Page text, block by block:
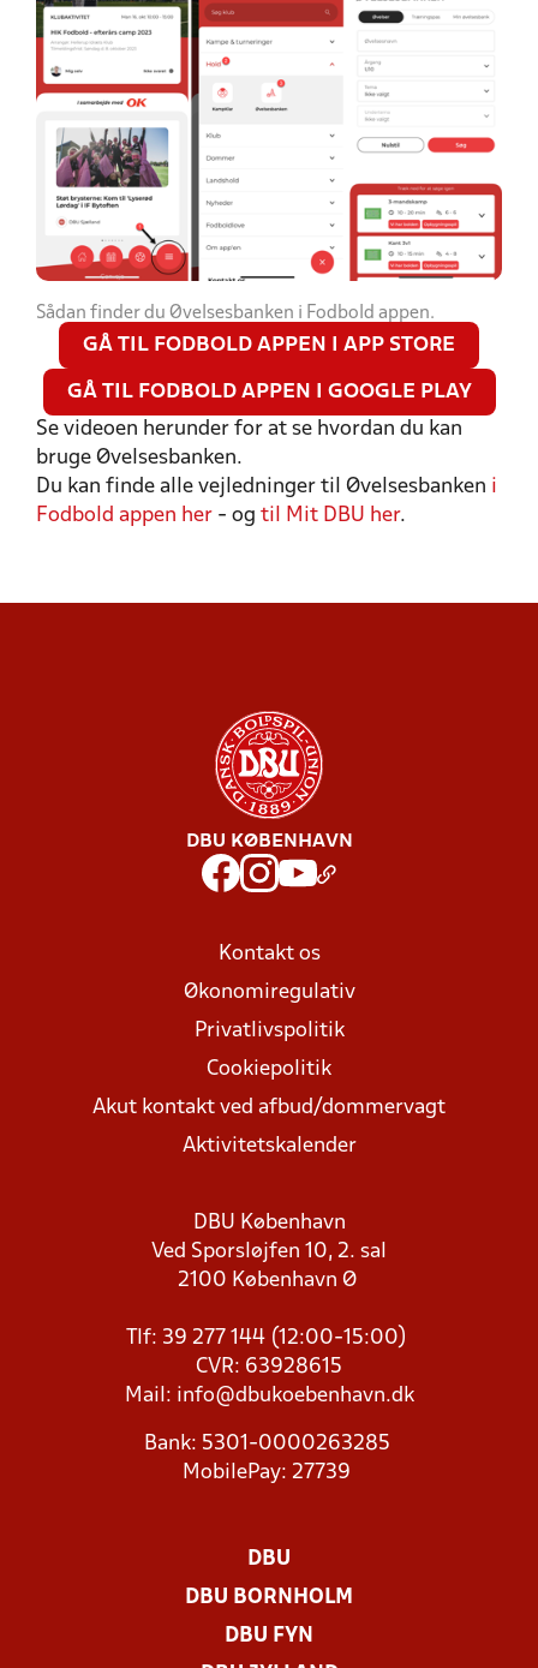
Sådan finder du Øvelsesbanken i Fodbold appen.
GÅ TIL FODBOLD APPEN I APP STORE
GÅ TIL FODBOLD APPEN I GOOGLE PLAY
Se videoen herunder for at se hvordan du kan
bruge Øvelsesbanken.
Du kan finde alle vejledninger til Øvelsesbanken i
Fodbold appen her - og til Mit DBU her.
DBU KØBENHAVN
Kontakt os
Økonomiregulativ
Privatlivspolitik
Cookiepolitik
Akut kontakt ved afbud/dommervagt
Aktivitetskalender
DBU København
Ved Sporsløjfen 10, 2. sal
2100 København Ø
Tlf: 39 277 144 (12:00-15:00)
CVR: 63928615
Mail: info@dbukoebenhavn.dk
Bank: 5301-0000263285
MobilePay: 27739
DBU
DBU BORNHOLM
DBU FYN